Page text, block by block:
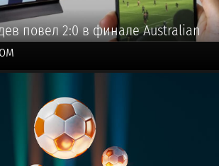
повел 2:0 в финале Australian